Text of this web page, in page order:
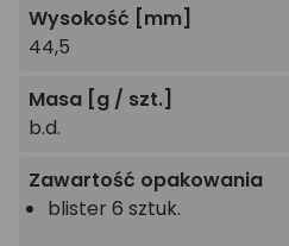
Wysokość [mm]
44,5
Masa [g / szt.]
b.d.
Zawartość opakowania
blister 6 sztuk.